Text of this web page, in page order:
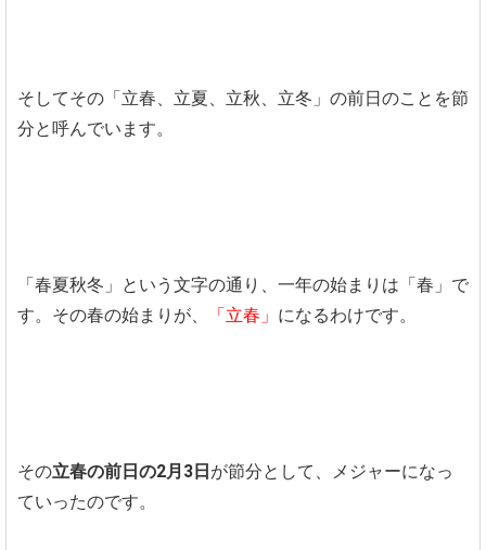
そしてその「立春、立夏、立秋、立冬」の前日のことを節
分と呼んでいます。
「春夏秋冬」という文字の通り、一年の始まりは「春」で
す。その春の始まりが、
「立春」 になるわけです。
その立春の前日の2月3日が節分として、メジャーになっ
ていったのです。